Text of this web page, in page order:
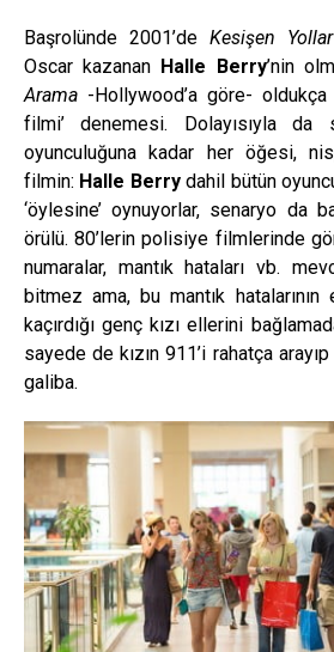
Başrolünde 2001’de Kesişen Yollar
Oscar kazanan Halle Berry’nin
Arama -Hollywood’a göre-
filmi’ denemesi. Dolayısıyla da
oyunculuğuna kadar her öğesi,
filmin: Halle Berrydahil bütün
‘öylesine’ oynuyorlar, senaryo da
örülü. 80’lerin polisiye filmlerinde
numaralar, mantık hataları vb.
bitmez ama, bu mantık
kaçırdığı genç kızı ellerini
sayede de kızın 911’i rahatça
galiba.